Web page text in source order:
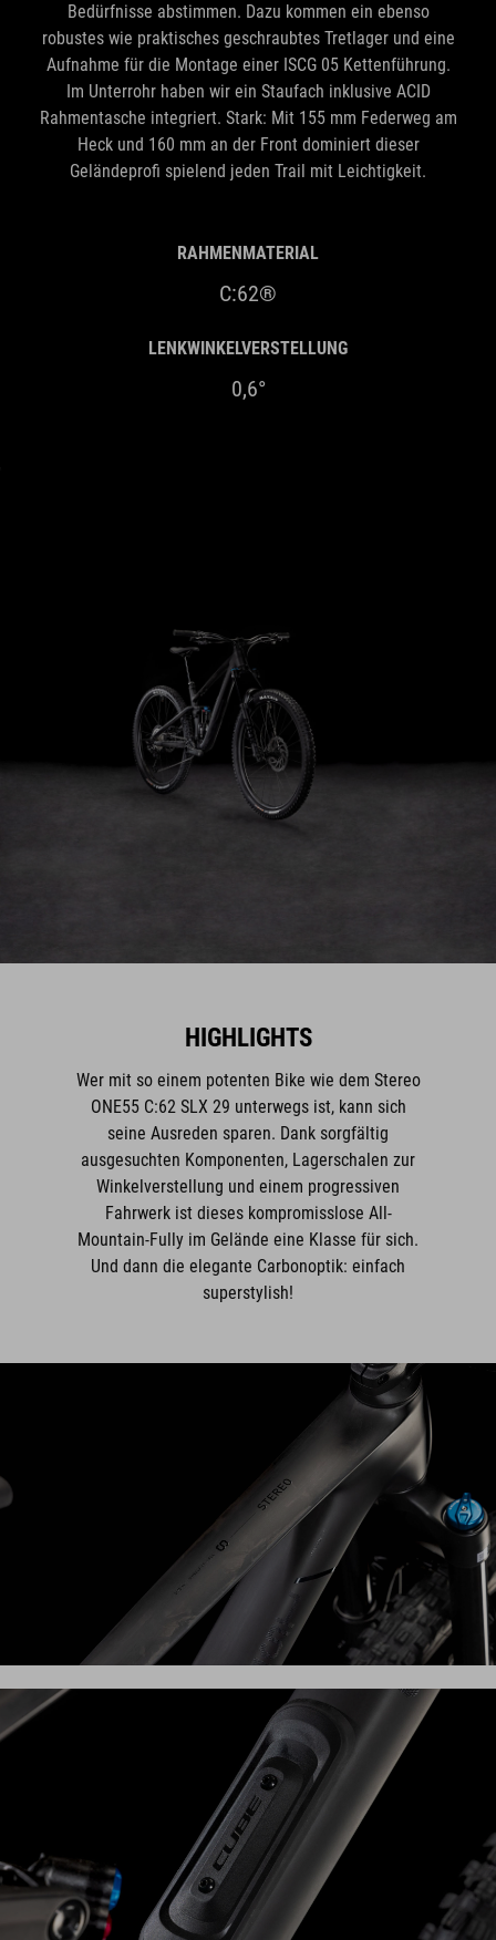
Bedürfnisse abstimmen. Dazu kommen ein ebenso
robustes wie praktisches geschraubtes Tretlager und eine
Aufnahme für die Montage einer ISCG 05 Kettenführung.
Im Unterrohr haben wir ein Staufach inklusive ACID
Rahmentasche integriert. Stark: Mit 155 mm Federweg am
Heck und 160 mm an der Front dominiert dieser
Geländeprofi spielend jeden Trail mit Leichtigkeit.
RAHMENMATERIAL
C:62®
LENKWINKELVERSTELLUNG
0,6°
HIGHLIGHTS
Wer mit so einem potenten Bike wie dem Stereo
ONE55 C:62 SLX 29 unterwegs ist, kann sich
seine Ausreden sparen. Dank sorgfältig
ausgesuchten Komponenten, Lagerschalen zur
Winkelverstellung und einem progressiven
Fahrwerk ist dieses kompromisslose All-
Mountain-Fully im Gelände eine Klasse für sich.
Und dann die elegante Carbonoptik: einfach
superstylish!